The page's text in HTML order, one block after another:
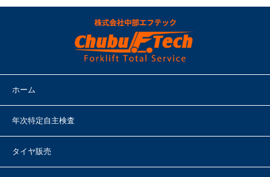
ホーム
年次特定自主検査
タイヤ販売